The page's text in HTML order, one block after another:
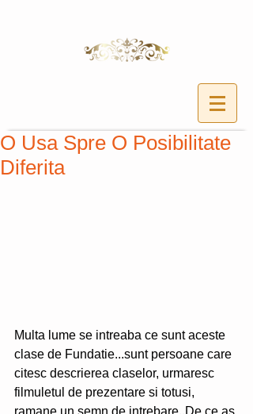
O Usa Spre O Posibilitate
Diferita
Multa lume se intreaba ce sunt aceste
clase de Fundatie...sunt persoane care
citesc descrierea claselor, urmaresc
filmuletul de prezentare si totusi,
ramane un semn de intrebare..De ce as